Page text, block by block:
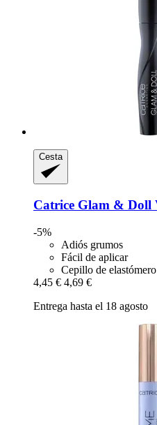
Cesta
Catrice Glam & Doll
-5%
Adiós grumos
Fácil de aplicar
Cepillo de elastómero
4,45 € 4,69 €
Entrega hasta el 18 agosto